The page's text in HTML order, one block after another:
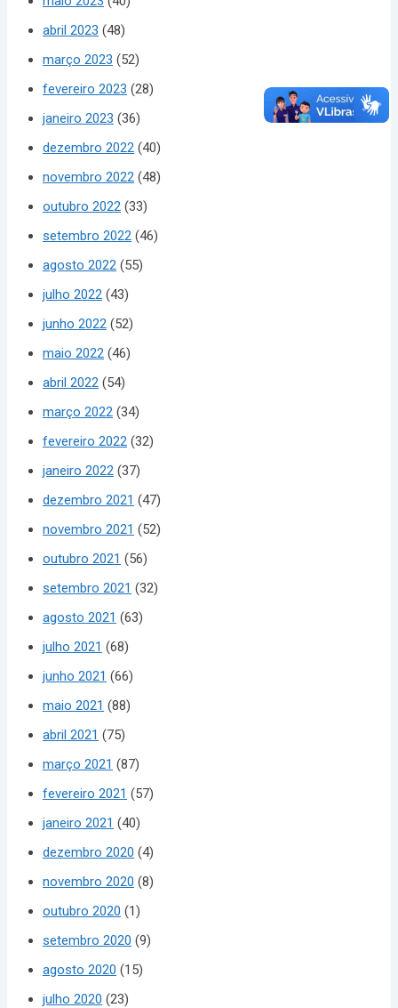
abril 2023 (48)
março 2023 (52)
fevereiro 2023 (28)
janeiro 2023 (36)
dezembro 2022 (40)
novembro 2022 (48)
outubro 2022 (33)
setembro 2022 (46)
agosto 2022 (55)
julho 2022 (43)
junho 2022 (52)
maio 2022 (46)
abril 2022 (54)
março 2022 (34)
fevereiro 2022 (32)
janeiro 2022 (37)
dezembro 2021 (47)
novembro 2021 (52)
outubro 2021 (56)
setembro 2021 (32)
agosto 2021 (63)
julho 2021 (68)
junho 2021 (66)
maio 2021 (88)
abril 2021 (75)
março 2021 (87)
fevereiro 2021 (57)
janeiro 2021 (40)
dezembro 2020 (4)
novembro 2020 (8)
outubro 2020 (1)
setembro 2020 (9)
agosto 2020 (15)
julho 2020 (23)